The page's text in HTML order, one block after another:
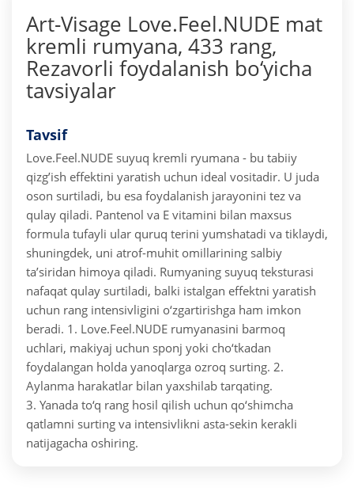
Art-Visage Love.Feel.NUDE mat
kremli rumyana, 433 rang,
Rezavorli foydalanish bo‘yicha
tavsiyalar
Tavsif
Love.Feel.NUDE suyuq kremli ryumana - bu tabiiy
qizg’ish effektini yaratish uchun ideal vositadir. U juda
oson surtiladi, bu esa foydalanish jarayonini tez va
qulay qiladi. Pantenol va E vitamini bilan maxsus
formula tufayli ular quruq terini yumshatadi va tiklaydi,
shuningdek, uni atrof-muhit omillarining salbiy
ta’siridan himoya qiladi. Rumyaning suyuq teksturasi
nafaqat qulay surtiladi, balki istalgan effektni yaratish
uchun rang intensivligini o‘zgartirishga ham imkon
beradi. 1. Love.Feel.NUDE rumyanasini barmoq
uchlari, makiyaj uchun sponj yoki cho‘tkadan
foydalangan holda yanoqlarga ozroq surting. 2.
Aylanma harakatlar bilan yaxshilab tarqating.
3. Yanada to‘q rang hosil qilish uchun qo‘shimcha
qatlamni surting va intensivlikni asta-sekin kerakli
natijagacha oshiring.